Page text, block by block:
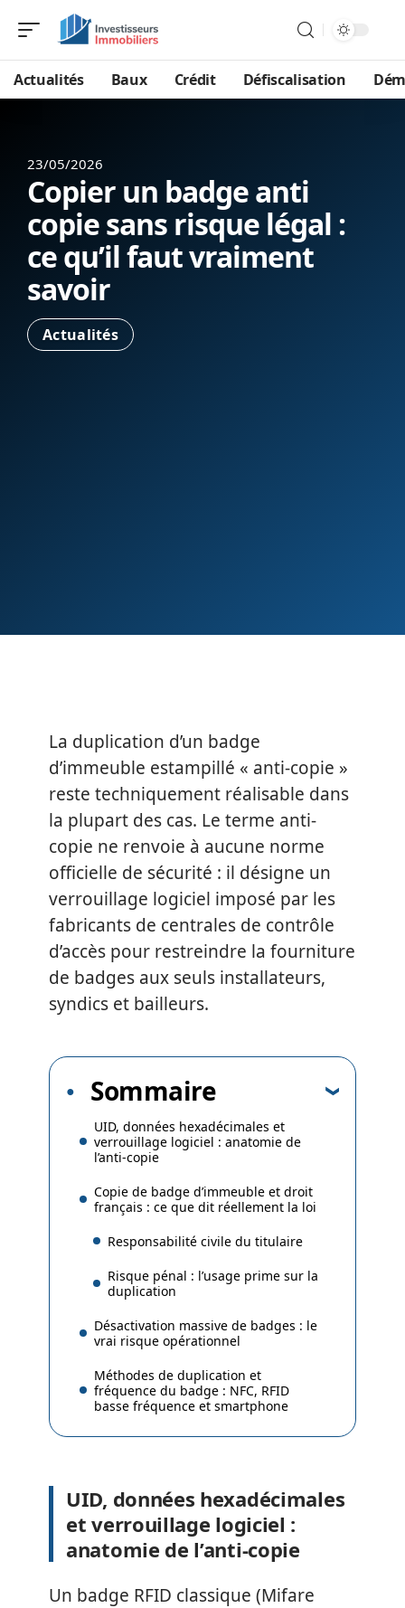
Actualités Baux Crédit Défiscalisation
23/05/2026
Copier un badge anti
copie sans risque légal :
ce qu’il faut vraiment
savoir
Actualités
La duplication d’un badge
d’immeuble estampillé « anti-copie »
reste techniquement réalisable dans
la plupart des cas. Le terme anti-
copie ne renvoie à aucune norme
officielle de sécurité : il désigne un
verrouillage logiciel imposé par les
fabricants de centrales de contrôle
d’accès pour restreindre la fourniture
de badges aux seuls installateurs,
syndics et bailleurs.
Sommaire
UID, données hexadécimales et
verrouillage logiciel : anatomie de
l’anti-copie
Copie de badge d’immeuble et droit
français : ce que dit réellement la loi
Responsabilité civile du titulaire
Risque pénal : l’usage prime sur la
duplication
Désactivation massive de badges : le
vrai risque opérationnel
Méthodes de duplication et
fréquence du badge : NFC, RFID
basse fréquence et smartphone
UID, données hexadécimales
et verrouillage logiciel :
anatomie de l’anti-copie
Un badge RFID classique (Mifare